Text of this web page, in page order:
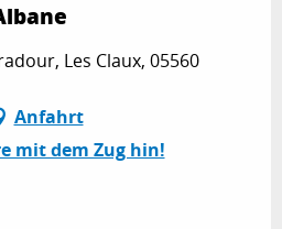
Les Claux, 05560
Anfahrt
mit dem Zug hin!